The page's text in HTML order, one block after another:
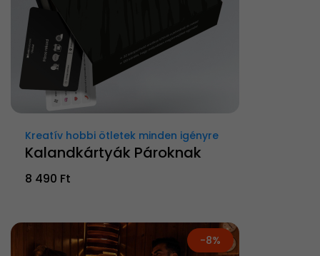
Kreatív hobbi ötletek minden igényre
Kalandkártyák Pároknak
8 490 Ft
-8%